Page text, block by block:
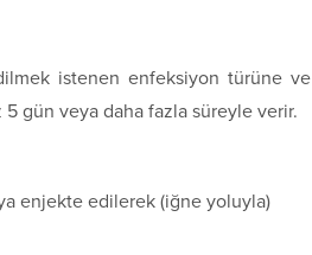
istenen enfeksiyon türüne ve
gün veya daha fazla süreyle verir.
enjekte edilerek (iğne yoluyla)